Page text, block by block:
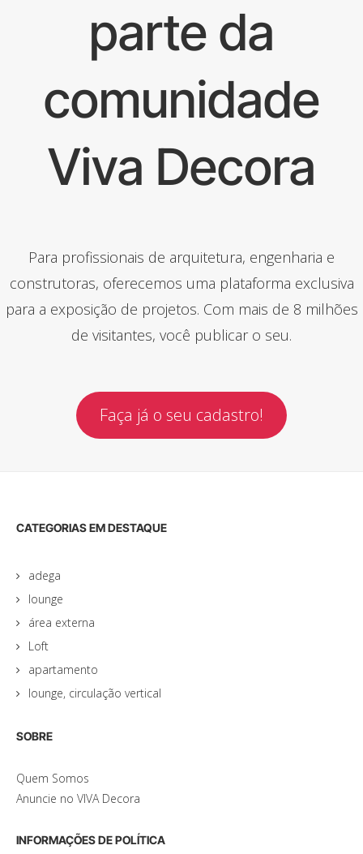
parte da
comunidade
Viva Decora
Para profissionais de arquitetura, engenharia e
construtoras, oferecemos uma plataforma exclusiva
para a exposição de projetos. Com mais de 8 milhões
de visitantes, você publicar o seu.
Faça já o seu cadastro!
CATEGORIAS EM DESTAQUE
adega
lounge
área externa
Loft
apartamento
lounge, circulação vertical
SOBRE
Quem Somos
Anuncie no VIVA Decora
INFORMAÇÕES DE POLÍTICA